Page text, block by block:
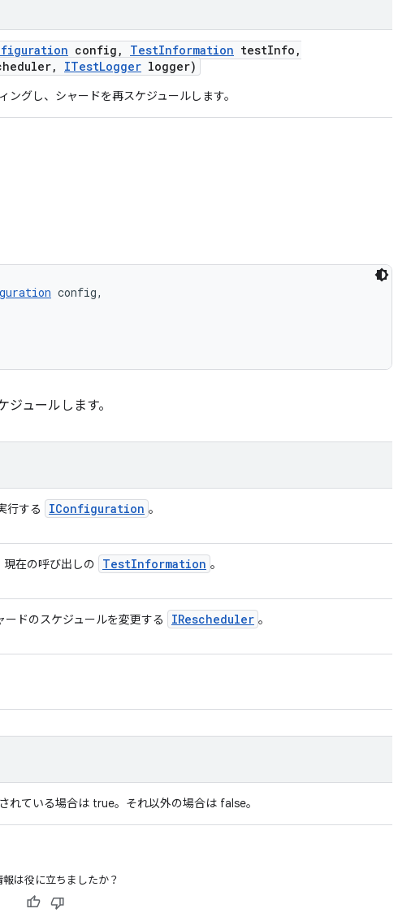
config , TestInformation testInfo ,
, ITestLogger logger)
ングし、シャードを再スケジュールします。
config,
ュールします。
行する IConfiguration 。
現在の呼び出しの TestInformation 。
ードのスケジュールを変更する IRescheduler 。
れている場合は true。それ以外の場合は false。
報は役に立ちましたか？